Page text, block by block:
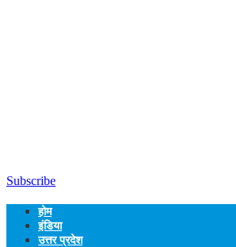
Subscribe
होम
इंडिया
उत्तर प्रदेश